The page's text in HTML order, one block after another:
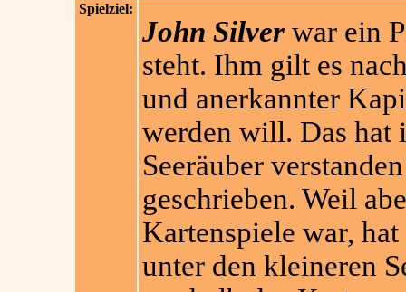
Spielziel:
John Silverwar ein
steht. Ihm gilt es
und anerkannter
werden will. Das hat
Seeräuber
geschrieben. Weil
Kartenspiele war,
unter den kleineren